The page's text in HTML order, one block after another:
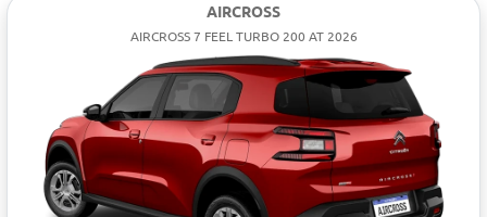
AIRCROSS
AIRCROSS 7 FEEL TURBO 200 AT 2026